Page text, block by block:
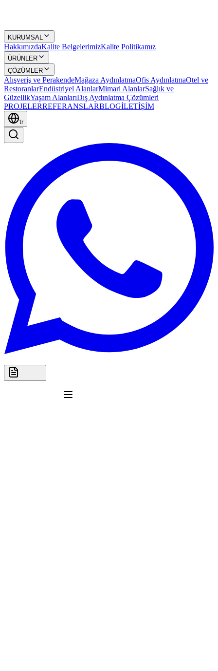
KURUMSAL
HakkımızdaKalite BelgelerimizKalite Politikamız
ÜRÜNLER
ÇÖZÜMLER
Alışveriş ve PerakendeMağaza AydınlatmaOfis AydınlatmaOtel ve
RestoranlarEndüstriyel AlanlarMimari AlanlarSağlık ve
GüzellikYaşam AlanlarıDış Aydınlatma Çözümleri
PROJELERREFERANSLARBLOGİLETİŞİM
tr